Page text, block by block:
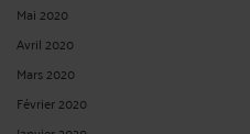
Mai 2020
Avril 2020
Mars 2020
Février 2020